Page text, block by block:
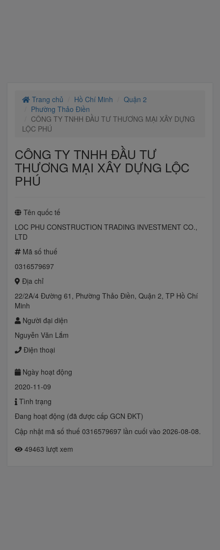
Trang chủ Hồ Chí Minh
Quận 2
Phường Thảo Điền
CÔNG TY TNHH ĐẦU TƯ THƯƠNG MẠI XÂY DỰNG
LỘC PHÚ
CÔNG TY TNHH ĐẦU TƯ
THƯƠNG MẠI XÂY DỰNG LỘC
PHÚ
Tên quốc tế
LOC PHU CONSTRUCTION TRADING INVESTMENT CO.,
LTD
Mã số thuế
0316579697
Địa chỉ
22/2A/4 Đường 61, Phường Thảo Điền, Quận 2, TP Hồ Chí
Minh
Người đại diện
Nguyễn Văn Lắm
Điện thoại
Ngày hoạt động
2020-11-09
Tình trạng
Đang hoạt động (đã được cấp GCN ĐKT)
Cập nhật mã số thuế 0316579697 lần cuối vào 2026-08-08.
49463 lượt xem